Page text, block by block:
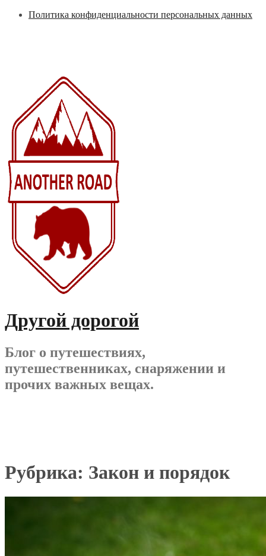
ПерейтиПолитика конфиденциальности персональных данных
Другой дорогой
Блог о путешествиях,
путешественниках, снаряжении и
прочих важных вещах.
Рубрика: Закон и порядок